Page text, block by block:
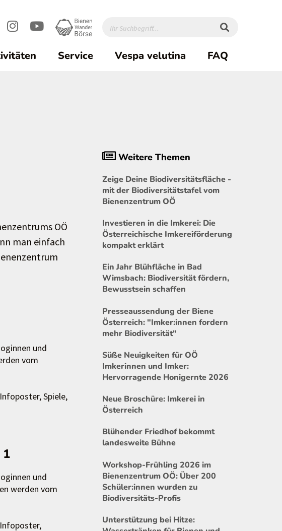
Service Vespa velutina FAQ
OÖ
man einfach
und
vom
Spiele,
und
werden vom
Weitere Themen
Zeige Deine Biodiversitätsfläche -
mit der Biodiversitätstafel vom
Bienenzentrum OÖ
Investieren in die Imkerei: Die
Österreichische Imkereiförderung
kompakt erklärt
Ein Jahr Blühfläche in Bad
Wimsbach: Biodiversität fördern,
Bewusstsein schaffen
Presseaussendung der Biene
Österreich: "Imker:innen fordern
mehr Biodiversität"
Süße Neuigkeiten für OÖ
Imkerinnen und Imker:
Hervorragende Honigernte 2026
Neue Broschüre: Imkerei in
Österreich
Blühender Friedhof bekommt
landesweite Bühne
Workshop-Frühling 2026 im
Bienenzentrum OÖ: Über 200
Schüler:innen wurden zu
Biodiversitäts-Profis
Unterstützung bei Hitze: